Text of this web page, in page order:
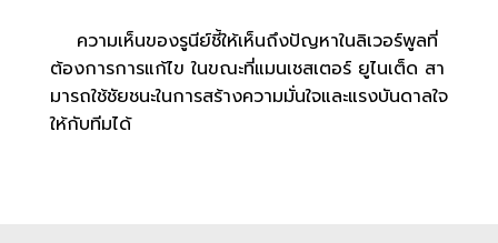
ความเห็นของรูนีย์ชี้ให้เห็นถึงปัญหาในลิเวอร์พูลที่
ต้องการการแก้ไข ในขณะที่แมนเชสเตอร์ ยูไนเต็ด สา
มารถใช้ชัยชนะในการสร้างความมั่นใจและแรงบันดาลใจ
ให้กับทีมได้